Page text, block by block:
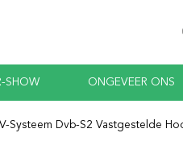
SHOW ONGEVEER ONS
Systeem Dvb-S2 Vastgestelde